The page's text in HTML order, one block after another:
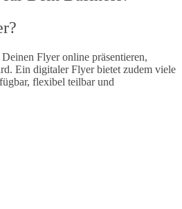
Flyer online präsentieren,
Ein digitaler Flyer bietet zudem viele
flexibel teilbar und